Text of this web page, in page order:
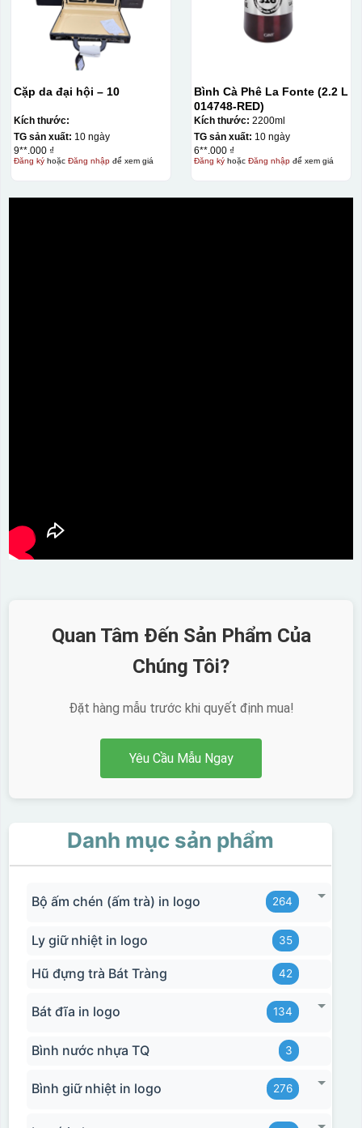
Cặp da đại hội – 10
Kích thước:
TG sản xuất: 10 ngày
9**.000 ₫
Đăng kýhoặc Đăng nhậpđể xem giá
Bình Cà Phê La Fonte (2.2 L
014748-RED)
Kích thước: 2200ml
TG sản xuất: 10 ngày
6**.000 ₫
Đăng kýhoặc Đăng nhậpđể xem giá
Quan Tâm Đến Sản Phẩm Của
Chúng Tôi?
Đặt hàng mẫu trước khi quyết định mua!
Yêu Cầu Mẫu Ngay
Danh mục sản phẩm
Bộ ấm chén (ấm trà) in logo 264
Ly giữ nhiệt in logo 35
Hũ đựng trà Bát Tràng 42
Bát đĩa in logo 134
Bình nước nhựa TQ 3
Bình giữ nhiệt in logo 276